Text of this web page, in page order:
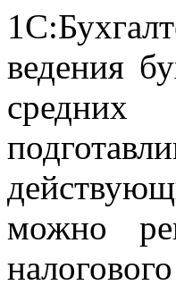
ведения
можно